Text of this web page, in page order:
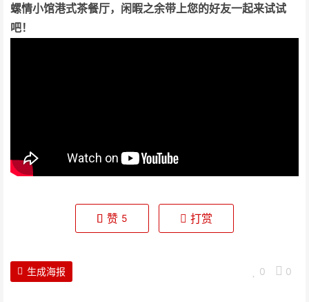
螺情小馆港式茶餐厅，闲暇之余带上您的好友一起来试试
吧！
赞 5 打赏
0 0
生成海报